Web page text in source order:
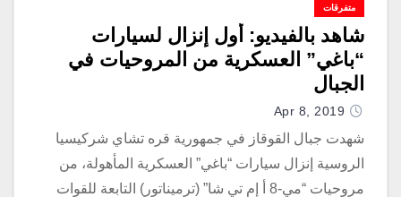
متفرقات
شاهد بالفيديو: أول إنزال لسيارات
“باغي” العسكرية من المروحيات في
الجبال
Apr 8, 2019
شهدت جبال القوقاز في جمهورية قره تشاي شركيسيا
الروسية إنزال سيارات “باغي” العسكرية المأهولة، من
مروحيات “مي-8 أ إم تي شا” (ترميناتور) التابعة للقوات